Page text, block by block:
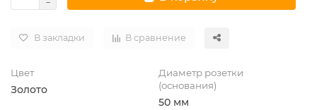
В закладки В сравнение
Цвет
Золото
Диаметр розетки
(основания)
50 мм